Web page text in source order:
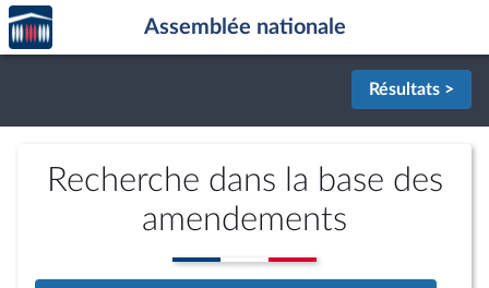
Aller au contenu
Aller en bas de la page
Accèder
à la
page
Assemblée nationale
Résultats >
Recherche dans la base des
amendements